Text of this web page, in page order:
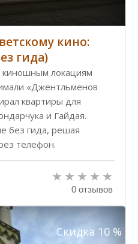
кино:
гида)
киношным локациям
«Джентльменов
квартиры для
и Гайдая.
без гида, решая
телефон.
0 отзывов
Скидка 10 %